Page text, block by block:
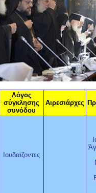
Λόγος
σύγκλησης
συνόδου
Αιρεσιάρχες
Ιουδαϊζοντες